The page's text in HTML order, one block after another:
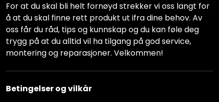
For at du skal bli helt fornøyd strekker vi oss langt for
å at du skal finne rett produkt ut ifra dine behov. Av
oss får du råd, tips og kunnskap og du kan føle deg
trygg på at du alltid vil ha tilgang på god service,
montering og reparasjoner. Velkommen!
Betingelser og vilkår